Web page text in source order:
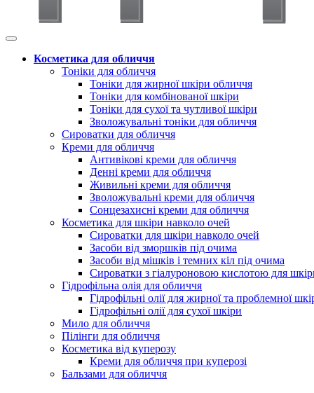
Косметика для обличчя
Тоніки для обличчя
Тоніки для жирної шкіри обличчя
Тоніки для комбінованої шкіри
Тоніки для сухої та чутливої шкіри
Зволожувальні тоніки для обличчя
Сироватки для обличчя
Креми для обличчя
Антивікові креми для обличчя
Денні креми для обличчя
Живильні креми для обличчя
Зволожувальні креми для обличчя
Сонцезахисні креми для обличчя
Косметика для шкіри навколо очей
Сироватки для шкіри навколо очей
Засоби від зморшків під очима
Засоби від мішків і темних кіл під очима
Сироватки з гіалуроновою кислотою для
Гідрофільна олія для обличчя
Гідрофільні олії для жирної та проблемної
Гідрофільні олії для сухої шкіри
Мило для обличчя
Пілінги для обличчя
Косметика від куперозу
Креми для обличчя при куперозі
Бальзами для обличчя